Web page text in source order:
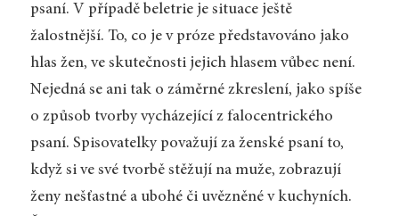
psaní. V případě beletrie je situace ještě
žalostnější. To, co je v próze představováno jako
hlas žen, ve skutečnosti jejich hlasem vůbec není.
Nejedná se ani tak o záměrné zkreslení, jako spíše
o způsob tvorby vycházející z falocentrického
psaní. Spisovatelky považují za ženské psaní to,
když si ve své tvorbě stěžují na muže, zobrazují
ženy nešťastné a ubohé či uvězněné v kuchyních.